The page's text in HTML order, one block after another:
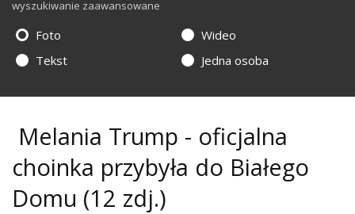
wyszukiwanie zaawansowane
Foto
Wideo
Tekst
Jedna osoba
Melania Trump - oficjalna
choinka przybyła do Białego
Domu (12 zdj.)